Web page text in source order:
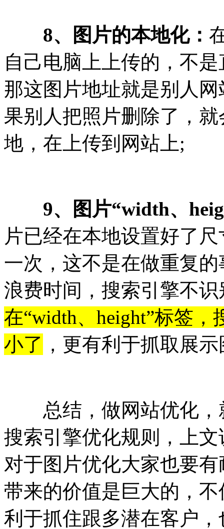
8、图片的本地化：
自己电脑上上传的，不
那这图片地址就是别人
果别人把照片删除了，
地，在上传到网站上;
9、图片“width、
片已经在本地设置好了
一次，这不是在做重复
浪费时间，搜索引擎不
在“width、height”标签
小了 ，更有利于抓取展
总结，做网站优化，
搜索引擎优化规则，上
对于图片优化大家也要
带来的价值是巨大的，
利于抓住跟多潜在客户